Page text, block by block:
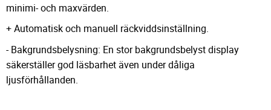
minimi- och maxvärden.
+ Automatisk och manuell räckviddsinställning.
- Bakgrundsbelysning: En stor bakgrundsbelyst display
säkerställer god läsbarhet även under dåliga
ljusförhållanden.